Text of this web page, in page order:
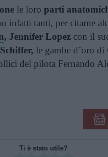
le loro parti
infatti tanti, per citarne
, Jennifer Lopez con il
le gambe d’oro di
del pilota Fernando
Ti è stato utile?